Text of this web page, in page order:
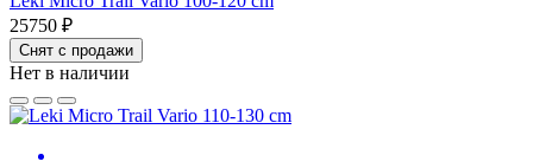
25750 ₽
Снят с продажи
Нет в наличии